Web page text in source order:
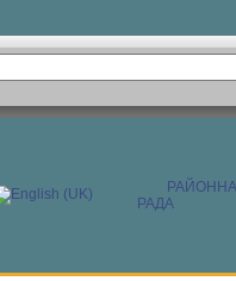
РАЙОННА
РАДА